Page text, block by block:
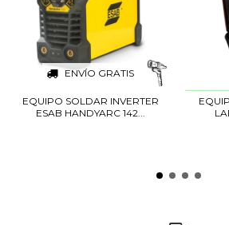
ENVÍO GRATIS
EQUIPO SOLDAR INVERTER
ESAB HANDYARC 142...